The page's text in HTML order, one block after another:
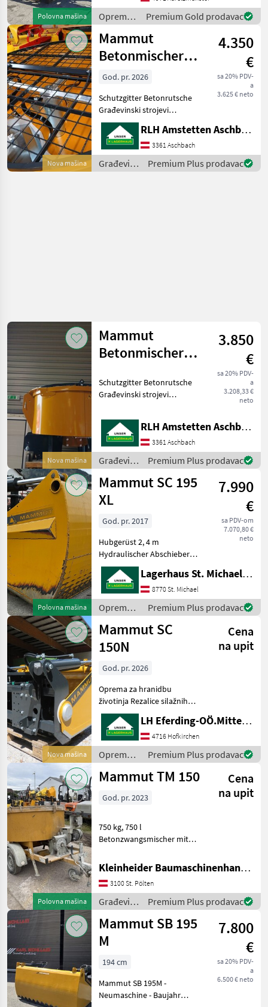
Polovna mašina
Sa 16 zubaca - S
trotočkovnim priključk
Oprema
za
hranidbu
životinja /
Mammut
Premium Gold prodavac
Nova mašina
Mammut
Betonmischer
Turbo Mix TM
150
4.350
€
sa 20% PDV-
a
3.625 € neto
God. pr. 2026
Schutzgitter Betonrutsche
Građevinski strojevi
Mješalice betona
RLH Amstetten Aschbach
3361 Aschbach
Građevinski
strojevi /
Premium Plus prodavac
Nova mašina
Mammut
Betonmischer
125
3.850
€
sa 20% PDV-
a
3.208,33 €
neto
Schutzgitter Betonrutsche
Građevinski strojevi
RLH Amstetten Aschbach
3361 Aschbach
Građevinski
strojevi /
Mammut
Premium Plus prodavac
Polovna mašina
Mammut SC 195
XL
7.990
€
sa PDV-om
7.070,80 €
neto
God. pr. 2017
Hubgerüst 2, 4 m
Hydraulischer Abschieber
XL E-Punktansteuerung 4
DW 1xDW erforderlich
Hydraulischer Oberlenker
Um Ihnen unnötige
Wartezeiten oder
Wegstrecken zu e
Lagerhaus St. Michael ob Leoben eGen
8770 St. Michael
Oprema
za
hranidbu
životinja /
Mammut
Premium Plus prodavac
Nova mašina
Mammut SC
150N
Cena
na upit
God. pr. 2026
Oprema za hranidbu
životinja Rezalice silažnih
blokova
LH Eferding-OÖ.Mitte, Landtechnik Hofkirchen
4716 Hofkirchen
Oprema
za
hranidbu
Mammut
Premium Plus prodavac
Polovna mašina
Mammut TM 150
Cena
na upit
God. pr. 2023
750 kg, 750 l
Betonzwangsmischer mit
Einachsanhänger mit
Straßenzulassung
Građevinski strojevi
Građevinski damperi
Kleinheider Baumaschinenhandel GmbH.
3100 St. Pölten
Građevinski
strojevi /
Mammut
Premium Plus prodavac
Mammut SB 195
M
7.800
€
sa 20% PDV-
a
6.500 € neto
194 cm
Mammut SB 195M -
Neumaschine - Baujahr